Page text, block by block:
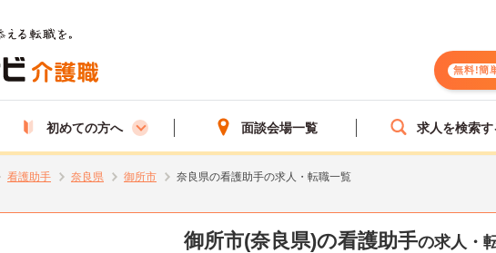
無料!簡
初めての方へ 面談会場一覧 求人を検索す
看護助手 奈良県 御所市 奈良県の看護助手の求人・転職一覧
御所市(奈良県)の看護助手の求人・